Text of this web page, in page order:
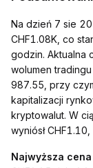
Na dzień 7 sie
CHF1.08K, co
godzin. Aktualna
wolumen
987.55, przy
kapitalizacji
kryptowalut. W
wyniósł
Najwyższa